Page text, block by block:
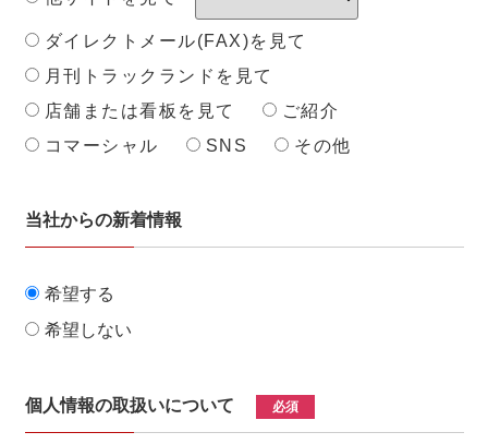
ダイレクトメール(FAX)を見て
月刊トラックランドを見て
店舗または看板を見て
ご紹介
コマーシャル
SNS その他
当社からの新着情報
希望する
希望しない
個人情報の取扱いについて 必須